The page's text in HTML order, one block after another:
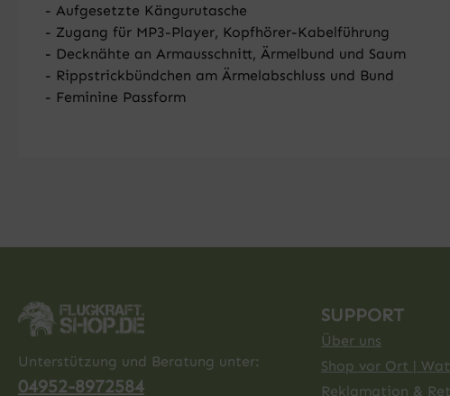
- Aufgesetzte Kängurutasche
- Zugang für MP3-Player, Kopfhörer-Kabelführung
- Decknähte an Armausschnitt, Ärmelbund und Saum
- Rippstrickbündchen am Ärmelabschluss und Bund
- Feminine Passform
Unterstützung und Beratung unter:
04952-8972584
SUPPORT
Über uns
Shop vor Ort |
Reklamation &